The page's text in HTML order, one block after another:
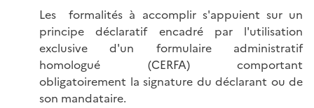
Les formalités à accomplir s'appuient sur un
principe déclaratif encadré par l'utilisation
exclusive d'un formulaire administratif
homologué (CERFA) comportant
obligatoirement la signature du déclarant ou de
son mandataire.